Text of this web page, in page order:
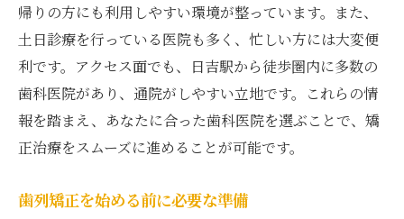
帰りの方にも利用しやすい環境が整っています。また、
土日診療を行っている医院も多く、忙しい方には大変便
利です。アクセス面でも、日吉駅から徒歩圏内に多数の
歯科医院があり、通院がしやすい立地です。これらの情
報を踏まえ、あなたに合った歯科医院を選ぶことで、矯
正治療をスムーズに進めることが可能です。
歯列矯正を始める前に必要な準備